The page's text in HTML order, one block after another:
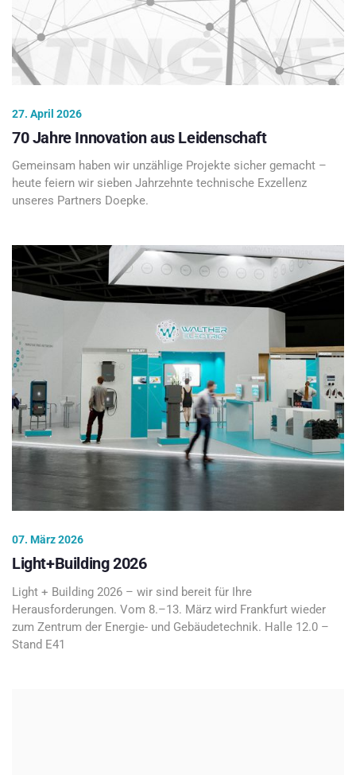
27. April 2026
70 Jahre Innovation aus Leidenschaft
Gemeinsam haben wir unzählige Projekte sicher gemacht –
heute feiern wir sieben Jahrzehnte technische Exzellenz
unseres Partners Doepke.
07. März 2026
Light+Building 2026
Light + Building 2026 – wir sind bereit für Ihre
Herausforderungen. Vom 8.–13. März wird Frankfurt wieder
zum Zentrum der Energie- und Gebäudetechnik. Halle 12.0 –
Stand E41